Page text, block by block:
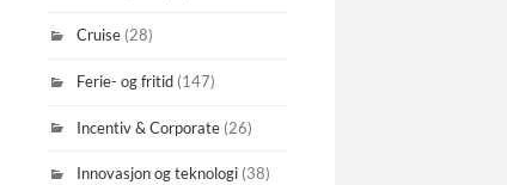
Cruise (28)
Ferie- og fritid (147)
Incentiv & Corporate (26)
Innovasjon og teknologi (38)